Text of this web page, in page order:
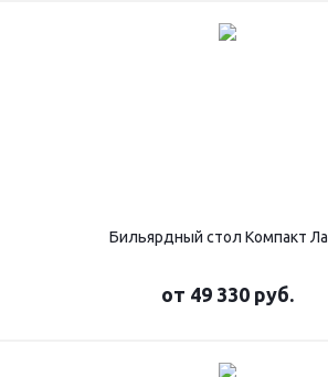
Бильярдный стол Компакт
от 49 330 руб.